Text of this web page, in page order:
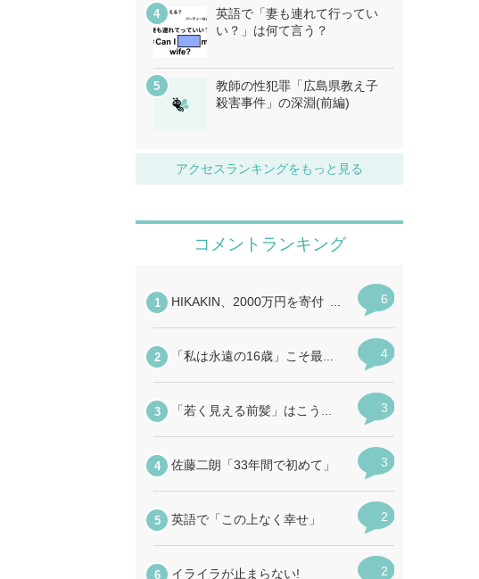
英語で「妻も連れて行ってい
い？」は何て言う？
教師の性犯罪「広島県教え子
殺害事件」の深淵(前編)
アクセスランキングをもっと見る